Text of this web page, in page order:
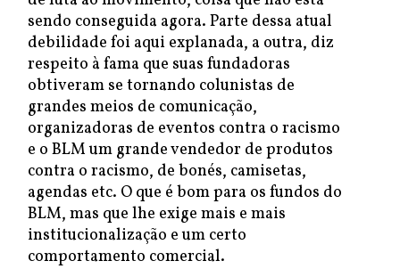
sendo conseguida agora. Parte dessa atual
debilidade foi aqui explanada, a outra, diz
respeito à fama que suas fundadoras
obtiveram se tornando colunistas de
grandes meios de comunicação,
organizadoras de eventos contra o racismo
e o BLM um grande vendedor de produtos
contra o racismo, de bonés, camisetas,
agendas etc. O que é bom para os fundos do
BLM, mas que lhe exige mais e mais
institucionalização e um certo
comportamento comercial.